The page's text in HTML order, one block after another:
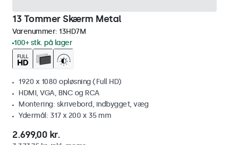
13 Tommer Skærm Metal
Varenummer: 13HD7M
100+ stk. på lager
1920 x 1080 opløsning (Full HD)
HDMI, VGA, BNC og RCA
Montering: skrivebord, indbygget, væg
Ydermål: 317 x 200 x 35 mm
2.699,00 kr.